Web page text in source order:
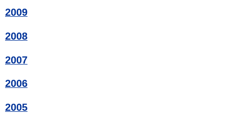
2009
2008
2007
2006
2005